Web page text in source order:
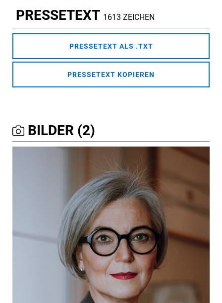
PRESSETEXT 1613 ZEICHEN
PRESSETEXT ALS .TXT
PRESSETEXT KOPIEREN
BILDER (2)